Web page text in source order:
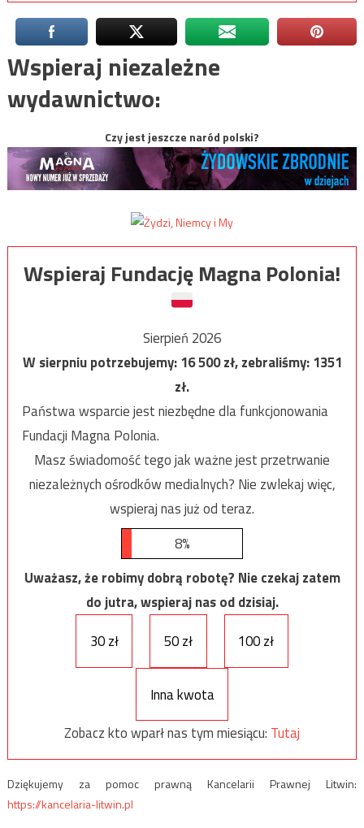
Wspieraj niezależne
wydawnictwo:
Czy jest jeszcze naród polski?
Wspieraj Fundację Magna Polonia!
Sierpień 2026
W sierpniu potrzebujemy:16 500zł, zebraliśmy:1351
zł.
Państwa wsparcie jest niezbędne dla funkcjonowania
Fundacji Magna Polonia.
Masz świadomość tego jak ważne jest przetrwanie
niezależnych ośrodków medialnych? Nie zwlekaj więc,
wspieraj nas już od teraz.
8%
Uważasz, że robimy dobrą robotę? Nie czekaj zatem
do jutra, wspieraj nas od dzisiaj.
30 zł
50 zł 100 zł
Inna kwota
Zobacz kto wparł nas tym miesiącu: Tutaj
Dziękujemy za pomoc prawną Kancelarii Prawnej Litwin:
https://kancelaria-litwin.pl